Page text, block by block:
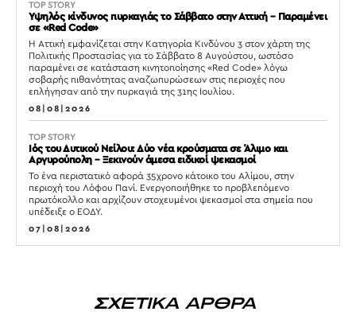
TOP STORY
Υψηλός κίνδυνος πυρκαγιάς το Σάββατο στην Αττική – Παραμένει
σε «Red Code»
Η Αττική εμφανίζεται στην Κατηγορία Κινδύνου 3 στον χάρτη της
Πολιτικής Προστασίας για το Σάββατο 8 Αυγούστου, ωστόσο
παραμένει σε κατάσταση κινητοποίησης «Red Code» λόγω
σοβαρής πιθανότητας αναζωπυρώσεων στις περιοχές που
επλήγησαν από την πυρκαγιά της 31ης Ιουλίου.
08|08|2026
TOP STORY
Ιός του Δυτικού Νείλου: Δύο νέα κρούσματα σε Άλιμο και
Αργυρούπολη – Ξεκινούν άμεσα ειδικοί ψεκασμοί
Το ένα περιστατικό αφορά 35χρονο κάτοικο του Αλίμου, στην
περιοχή του Λόφου Πανί. Ενεργοποιήθηκε το προβλεπόμενο
πρωτόκολλο και αρχίζουν στοχευμένοι ψεκασμοί στα σημεία που
υπέδειξε ο ΕΟΔΥ.
07|08|2026
ΣΧΕΤΙΚΑ ΑΡΘΡΑ